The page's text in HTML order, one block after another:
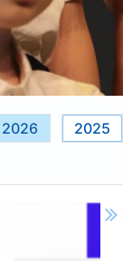
2026 2025